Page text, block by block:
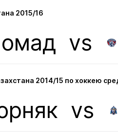
2015/16
vs
2014/15 по хоккею
vs